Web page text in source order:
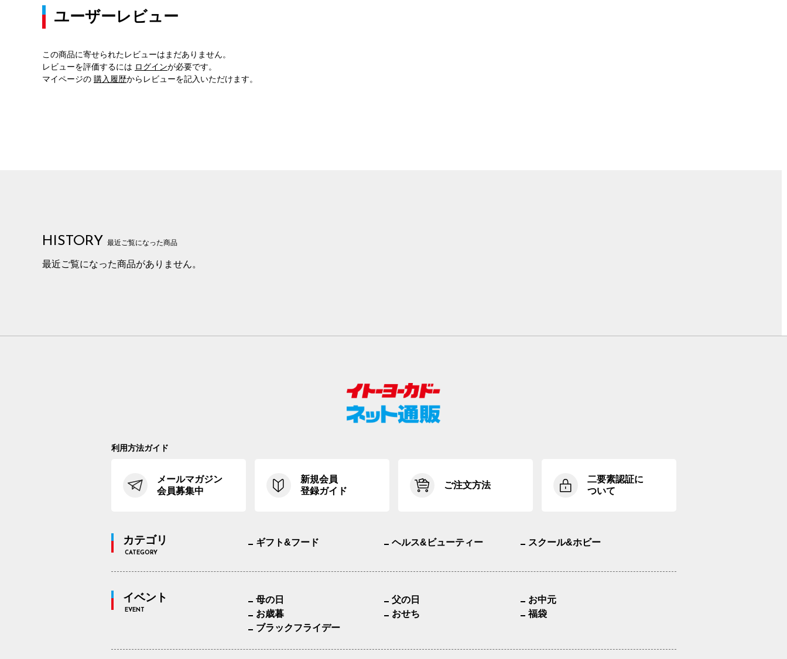
ユーザーレビュー
この商品に寄せられたレビューはまだありません。
レビューを評価するには ログインが必要です。
マイページの 購入履歴からレビューを記入いただけます。
HISTORY 最近ご覧になった商品
最近ご覧になった商品がありません。
利用方法ガイド
メールマガジン
会員募集中
新規会員
登録ガイド
ご注文方法
二要素認証に
ついて
カテゴリ
CATEGORY
ギフト&フード ヘルス&ビューティー スクール&ホビー
イベント
EVENT
母の日 父の日
お中元
お歳暮
おせち
福袋
ブラックフライデー